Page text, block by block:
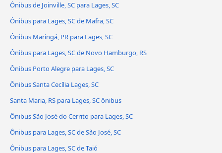
Ônibus de Joinville, SC para Lages, SC
Ônibus para Lages, SC de Mafra, SC
Ônibus Maringá, PR para Lages, SC
Ônibus para Lages, SC de Novo Hamburgo, RS
Ônibus Porto Alegre para Lages, SC
Ônibus Santa Cecília Lages, SC
Santa Maria, RS para Lages, SC ônibus
Ônibus São José do Cerrito para Lages, SC
Ônibus para Lages, SC de São José, SC
Ônibus para Lages, SC de Taió